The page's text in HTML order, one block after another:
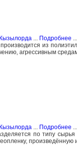
Подробнее
из
агрессивным
Подробнее
по типу сырья
произведённую